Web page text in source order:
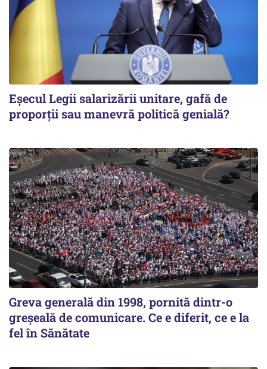
Eșecul Legii salarizării unitare, gafă de
proporții sau manevră politică genială?
Greva generală din 1998, pornită dintr-o
greșeală de comunicare. Ce e diferit, ce e la
fel în Sănătate